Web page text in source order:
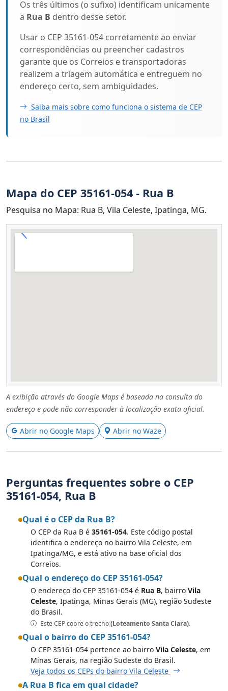
Os três últimos (o sufixo) identificam unicamente
a Rua B dentro desse setor.
Usar o CEP 35161-054 corretamente ao enviar
correspondências ou preencher cadastros
garante que os Correios e transportadoras
realizem a triagem automática e entreguem no
endereço certo, sem ambiguidades.
Saiba mais sobre como funciona o sistema de CEP
no Brasil
Mapa do CEP 35161-054 - Rua B
Pesquisa no Mapa: Rua B, Vila Celeste, Ipatinga, MG.
A exibição através do Google Maps é baseada na consulta do
endereço e pode não corresponder à localização exata oficial.
Abrir no Google Maps Abrir no Waze
Perguntas frequentes sobre o CEP
35161-054, Rua B
Qual é o CEP da Rua B?
O CEP da Rua B é 35161-054. Este código postal
identifica o endereço no bairro Vila Celeste, em
Ipatinga/MG, e está ativo na base oficial dos
Correios.
Qual o endereço do CEP 35161-054?
O endereço do CEP 35161-054 é Rua B, bairro Vila
Celeste, Ipatinga, Minas Gerais (MG), região Sudeste
do Brasil.
Este CEP cobre o trecho(Loteamento Santa Clara).
Qual o bairro do CEP 35161-054?
O CEP 35161-054 pertence ao bairro Vila Celeste, em
Minas Gerais, na região Sudeste do Brasil.
Veja todos os CEPs do bairro Vila Celeste
A Rua B fica em qual cidade?